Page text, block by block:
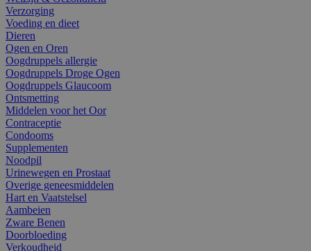
Verzorging
Voeding en dieet
Dieren
Ogen en Oren
Oogdruppels allergie
Oogdruppels Droge Ogen
Oogdruppels Glaucoom
Ontsmetting
Middelen voor het Oor
Contraceptie
Condooms
Supplementen
Noodpil
Urinewegen en Prostaat
Overige geneesmiddelen
Hart en Vaatstelsel
Aambeien
Zware Benen
Doorbloeding
Verkoudheid